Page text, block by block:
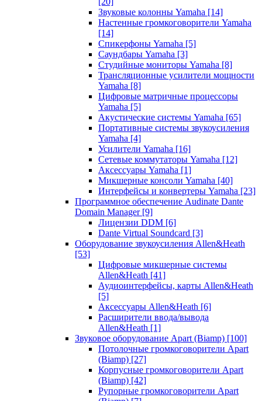
Звуковые колонны Yamaha [14]
Настенные громкоговорители Yamaha
[14]
Спикерфоны Yamaha [5]
Саундбары Yamaha [3]
Студийные мониторы Yamaha [8]
Трансляционные усилители мощности
Yamaha [8]
Цифровые матричные процессоры
Yamaha [5]
Акустические системы Yamaha [65]
Портативные системы звукоусиления
Yamaha [4]
Усилители Yamaha [16]
Сетевые коммутаторы Yamaha [12]
Аксессуары Yamaha [1]
Микшерные консоли Yamaha [40]
Интерфейсы и конвертеры Yamaha [23]
Программное обеспечение Audinate Dante
Domain Manager [9]
Лицензии DDM [6]
Dante Virtual Soundcard [3]
Оборудование звукоусиления Allen&Heath
[53]
Цифровые микшерные системы
Allen&Heath [41]
Аудиоинтерфейсы, карты Allen&Heath
[5]
Аксессуары Allen&Heath [6]
Расширители ввода/вывода
Allen&Heath [1]
Звуковое оборудование Apart (Biamp) [100]
Потолочные громкоговорители Apart
(Biamp) [27]
Корпусные громкоговорители Apart
(Biamp) [42]
Рупорные громкоговорители Apart